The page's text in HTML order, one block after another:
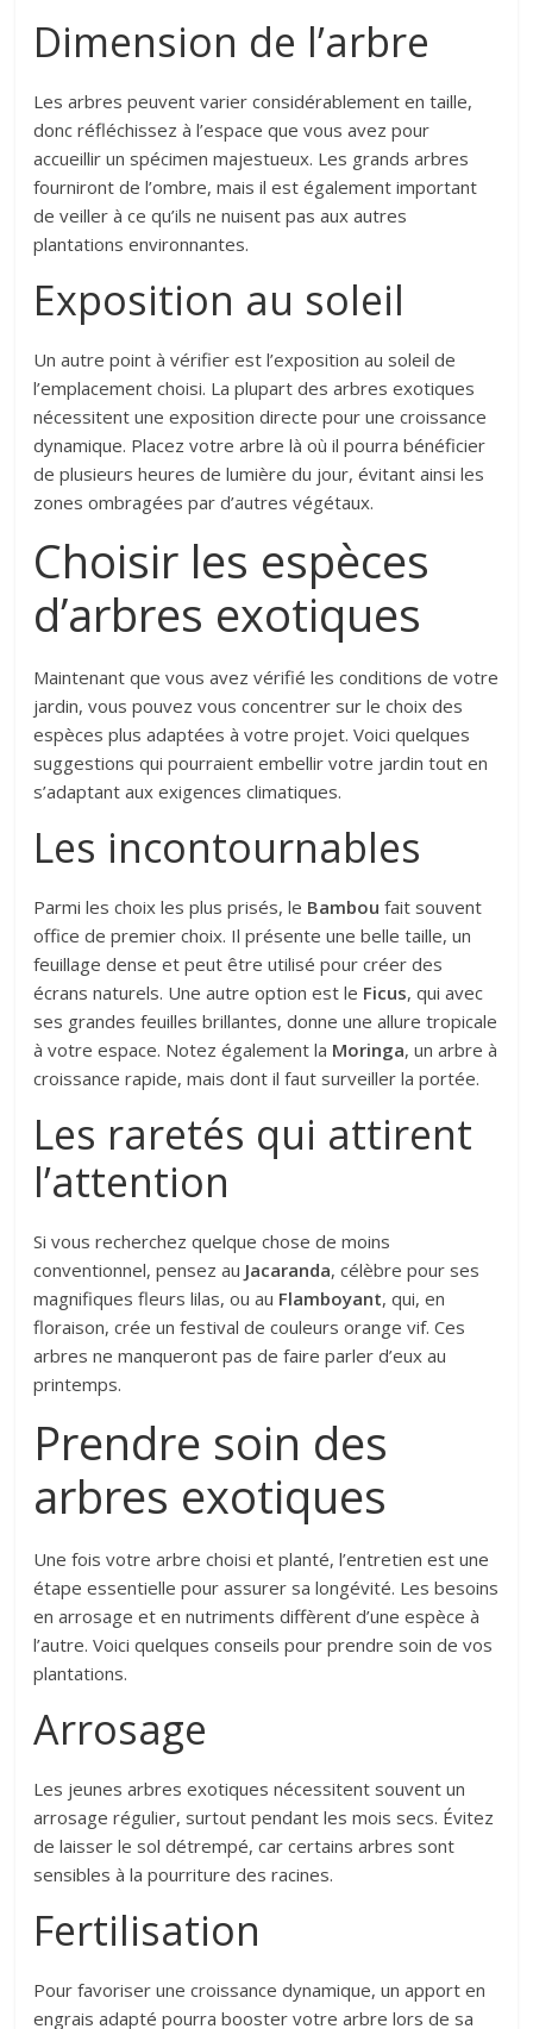
Dimension de l’arbre
Les arbres peuvent varier considérablement en taille,
donc réfléchissez à l’espace que vous avez pour
accueillir un spécimen majestueux. Les grands arbres
fourniront de l’ombre, mais il est également important
de veiller à ce qu’ils ne nuisent pas aux autres
plantations environnantes.
Exposition au soleil
Un autre point à vérifier est l’exposition au soleil de
l’emplacement choisi. La plupart des arbres exotiques
nécessitent une exposition directe pour une croissance
dynamique. Placez votre arbre là où il pourra bénéficier
de plusieurs heures de lumière du jour, évitant ainsi les
zones ombragées par d’autres végétaux.
Choisir les espèces
d’arbres exotiques
Maintenant que vous avez vérifié les conditions de votre
jardin, vous pouvez vous concentrer sur le choix des
espèces plus adaptées à votre projet. Voici quelques
suggestions qui pourraient embellir votre jardin tout en
s’adaptant aux exigences climatiques.
Les incontournables
Parmi les choix les plus prisés, le Bambou fait souvent
office de premier choix. Il présente une belle taille, un
feuillage dense et peut être utilisé pour créer des
écrans naturels. Une autre option est le Ficus, qui avec
ses grandes feuilles brillantes, donne une allure tropicale
à votre espace. Notez également la Moringa, un arbre à
croissance rapide, mais dont il faut surveiller la portée.
Les raretés qui attirent
l’attention
Si vous recherchez quelque chose de moins
conventionnel, pensez au Jacaranda, célèbre pour ses
magnifiques fleurs lilas, ou au Flamboyant, qui, en
floraison, crée un festival de couleurs orange vif. Ces
arbres ne manqueront pas de faire parler d’eux au
printemps.
Prendre soin des
arbres exotiques
Une fois votre arbre choisi et planté, l’entretien est une
étape essentielle pour assurer sa longévité. Les besoins
en arrosage et en nutriments diffèrent d’une espèce à
l’autre. Voici quelques conseils pour prendre soin de vos
plantations.
Arrosage
Les jeunes arbres exotiques nécessitent souvent un
arrosage régulier, surtout pendant les mois secs. Évitez
de laisser le sol détrempé, car certains arbres sont
sensibles à la pourriture des racines.
Fertilisation
Pour favoriser une croissance dynamique, un apport en
engrais adapté pourra booster votre arbre lors de sa